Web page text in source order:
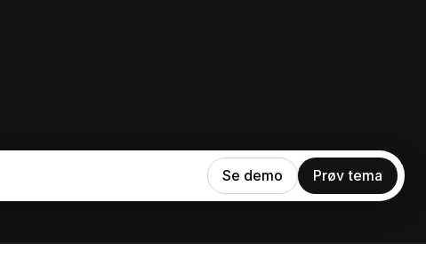
Se demo Prøv tema